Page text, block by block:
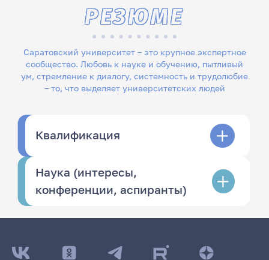
Саратовский университет – это крупное экспертное
сообщество. Любовь к науке и обучению, пытливый
ум, стремление к диалогу, системность и трудолюбие
– то, что выделяет университетских людей
РЕЗЮМЕ
Квалификация
Наука (интересы,
конференции, аспиранты)